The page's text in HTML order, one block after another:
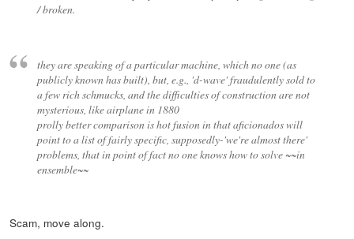
/ broken.
they are speaking of a particular machine, which no one (as
publicly known has built), but, e.g., 'd-wave' fraudulently sold to
a few rich schmucks, and the difficulties of construction are not
mysterious, like airplane in 1880
prolly better comparison is hot fusion in that aficionados will
point to a list of fairly specific, supposedly-'we're almost there'
problems, that in point of fact no one knows how to solve ~~in
ensemble~~
Scam, move along.